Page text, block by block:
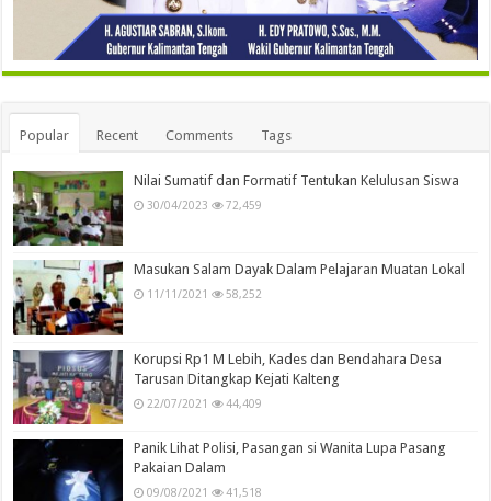
Popular Recent Comments Tags
Nilai Sumatif dan Formatif Tentukan Kelulusan Siswa
30/04/2023 72,459
Masukan Salam Dayak Dalam Pelajaran Muatan Lokal
11/11/2021 58,252
Korupsi Rp1 M Lebih, Kades dan Bendahara Desa
Tarusan Ditangkap Kejati Kalteng
22/07/2021 44,409
Panik Lihat Polisi, Pasangan si Wanita Lupa Pasang
Pakaian Dalam
09/08/2021 41,518